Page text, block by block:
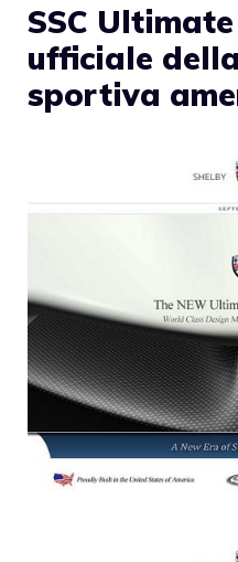
SSC
ufficiale
sportiva